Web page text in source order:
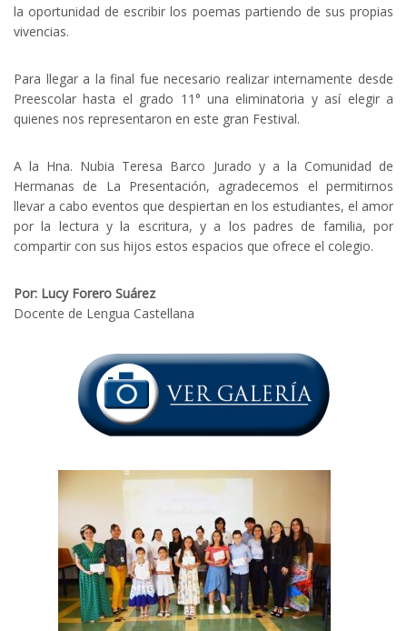
la oportunidad de escribir los poemas partiendo de sus propias
vivencias.
Para llegar a la final fue necesario realizar internamente desde
Preescolar hasta el grado 11° una eliminatoria y así elegir a
quienes nos representaron en este gran Festival.
A la Hna. Nubia Teresa Barco Jurado y a la Comunidad de
Hermanas de La Presentación, agradecemos el permitirnos
llevar a cabo eventos que despiertan en los estudiantes, el amor
por la lectura y la escritura, y a los padres de familia, por
compartir con sus hijos estos espacios que ofrece el colegio.
Por: Lucy Forero Suárez
Docente de Lengua Castellana